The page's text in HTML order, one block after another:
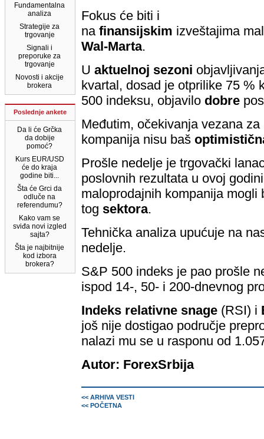
Fundamentalna
analiza
Strategije za
trgovanje
Signali i
preporuke za
trgovanje
Novosti i akcije
brokera
Poslednje ankete
Da li će Grčka
da dobije
pomoć?
Kurs EUR/USD
će do kraja
godine biti...
Šta će Grci da
odluče na
referendumu?
Kako vam se
sviđa novi izgled
sajta?
Šta je najbitnije
kod izbora
brokera?
Fokus će biti i
na finansijskim izveštajima
Wal-Marta.
U aktuelnoj sezoni
kvartal, dosad je otprilike 75 %
500 indeksu, objavilo dobre
Međutim, očekivanja vezana
kompanija nisu baš
Prošle nedelje je trgovački
poslovnih rezultata u ovoj
maloprodajnih kompanija
tog sektora.
Tehnička analiza upućuje na
nedelje.
S&P 500 indeks je pao prošle
ispod 14-, 50- i 200-dnevnog
Indeks relativne snage (RSI) i
još nije dostigao područje
nalazi mu se u rasponu od
Autor: ForexSrbija
<< ARHIVA VESTI
<< POČETNA